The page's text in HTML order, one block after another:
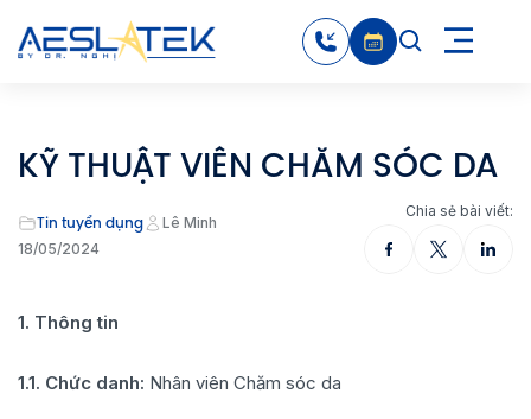
KỸ THUẬT VIÊN CHĂM SÓC DA
Tin tuyển dụng
Lê Minh
18/05/2024
Chia sẻ bài viết:
1. Thông tin
1.1. Chức danh: Nhân viên Chăm sóc da